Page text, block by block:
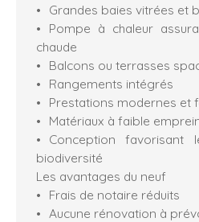
Grandes baies vitrées et
Pompe à chaleur
chaude
Balcons ou terrasses
Rangements intégrés
Prestations modernes et
Matériaux à faible
Conception
biodiversité
Les avantages du neuf
Frais de notaire réduits
Aucune rénovation à